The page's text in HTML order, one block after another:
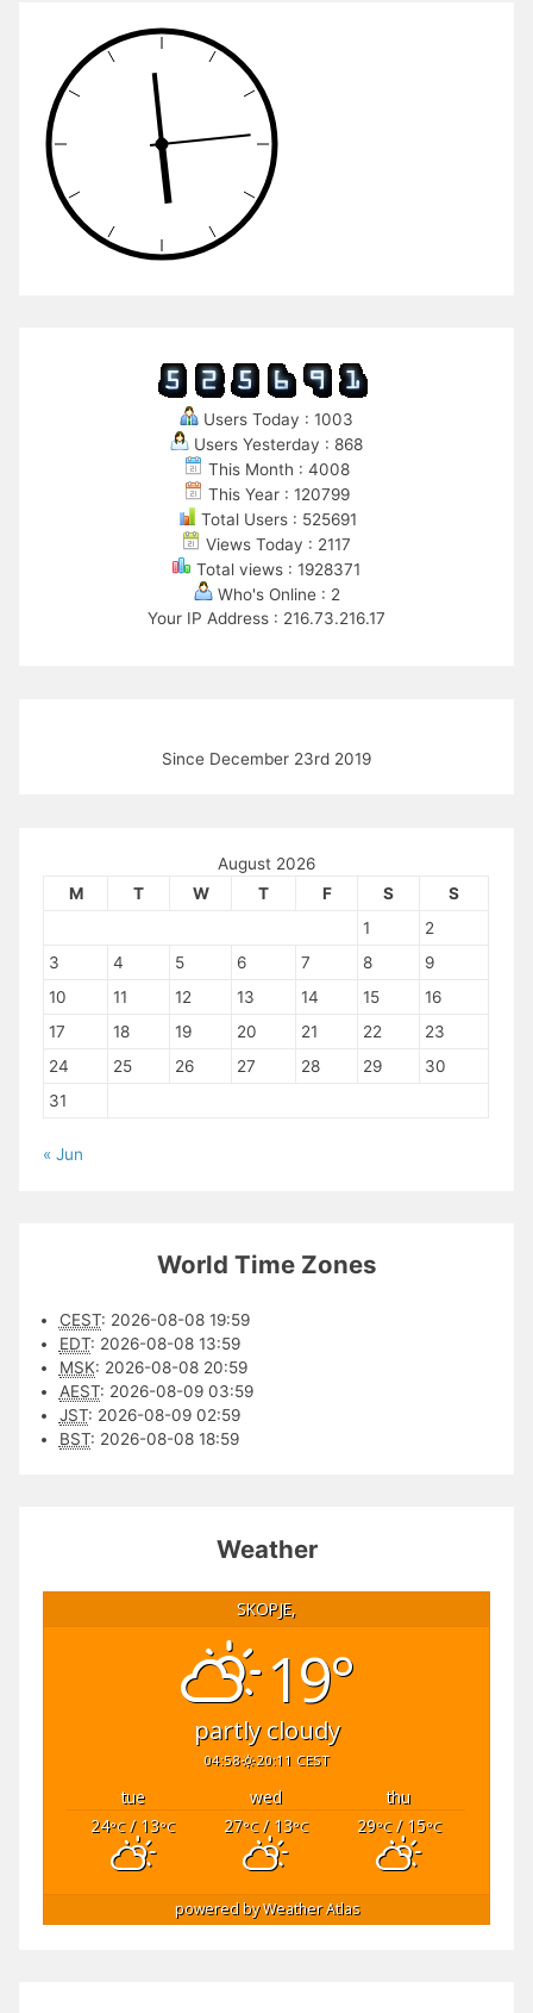
Users Today : 1003
Users Yesterday : 868
This Month : 4008
This Year : 120799
Total Users : 525691
Views Today : 2117
Total views : 1928371
Who's Online : 2
Your IP Address : 216.73.216.17
Since December 23rd 2019
August 2026
M
T W T F S
S
1
2
3
4 5 6 7 8
9
10
11 12 13 14 15
16
17
18 19 20 21 22
23
24
25 26 27 28 29
30
31
« Jun
World Time Zones
CEST: 2026-08-08 19:59
EDT: 2026-08-08 13:59
MSK: 2026-08-08 20:59
AEST: 2026-08-09 03:59
JST: 2026-08-09 02:59
BST: 2026-08-08 18:59
Weather
SKOPJE,
19°
partly cloudy
04:58 20:11 CEST
tue wed
thu
24°C/ 13°C 27°C/ 13°C 29°C/ 15°C
powered byWeather Atlas